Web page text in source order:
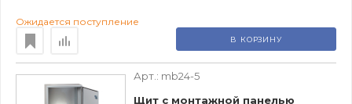
Ожидается поступление
В КОРЗИНУ
Арт.: mb24-5
Щит с монтажной панелью